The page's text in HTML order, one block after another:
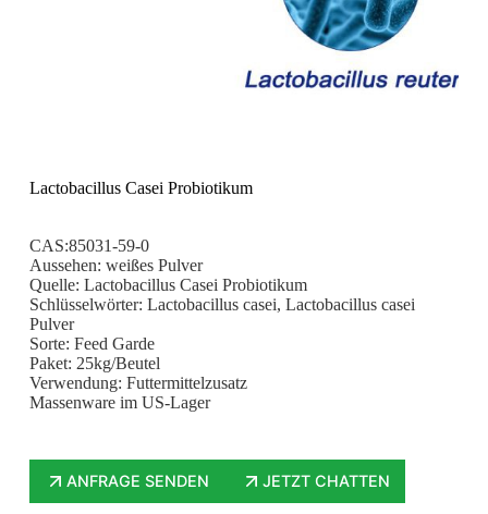
Lactobacillus Casei Probiotikum
CAS:85031-59-0
Aussehen: weißes Pulver
Quelle: Lactobacillus Casei Probiotikum
Schlüsselwörter: Lactobacillus casei, Lactobacillus casei
Pulver
Sorte: Feed Garde
Paket: 25kg/Beutel
Verwendung: Futtermittelzusatz
Massenware im US-Lager
ANFRAGE SENDEN JETZT CHATTEN